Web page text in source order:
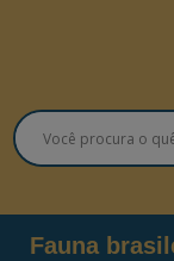
Fauna